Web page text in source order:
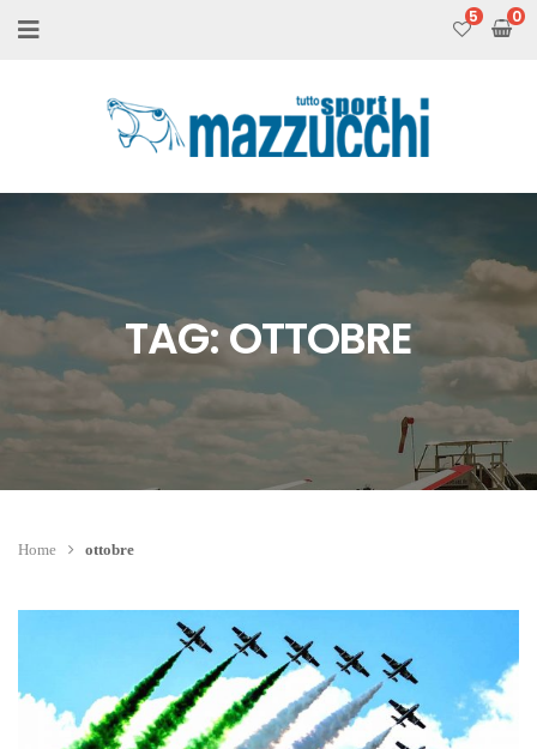
5
TAG:OTTOBRE
Home ottobre